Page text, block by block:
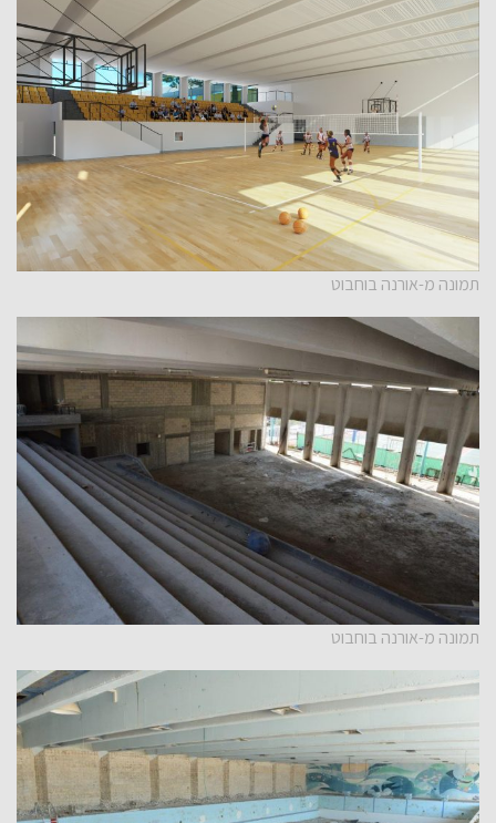
תמונה מ-אורנה בוחבוט
תמונה מ-אורנה בוחבוט